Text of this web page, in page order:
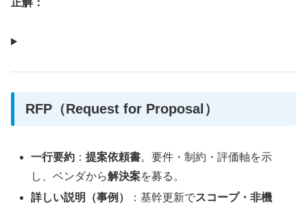
正解：
RFP（Request for Proposal）
一行要約 ：提案依頼書。要件・制約・評価軸を示
し、ベンダから解決案を募る。
詳しい説明（事例）
：基幹更新でスコープ・非機